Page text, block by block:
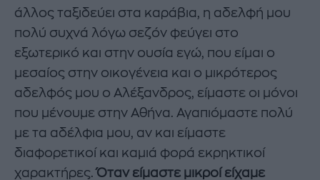
άλλος ταξιδεύει στα καράβια, η αδελφή μου
πολύ συχνά λόγω σεζόν φεύγει στο
εξωτερικό και στην ουσία εγώ, που είμαι ο
μεσαίος στην οικογένεια και ο μικρότερος
αδελφός μου ο Αλέξανδρος, είμαστε οι μόνοι
που μένουμε στην Αθήνα. Αγαπιόμαστε πολύ
με τα αδέλφια μου, αν και είμαστε
διαφορετικοί και καμιά φορά εκρηκτικοί
χαρακτήρες.Όταν είμαστε μικροί είχαμε